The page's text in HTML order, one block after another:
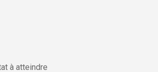
à atteindre